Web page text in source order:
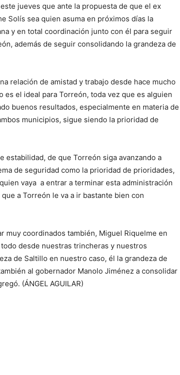
jueves que ante la propuesta de que el ex
Solís sea quien asuma en próximos días la
y en total coordinación junto con él para seguir
además de seguir consolidando la grandeza de
relación de amistad y trabajo desde hace mucho
el ideal para Torreón, toda vez que es alguien
buenos resultados, especialmente en materia de
municipios, sigue siendo la prioridad de
estabilidad, de que Torreón siga avanzando a
de seguridad como la prioridad de prioridades,
vaya a entrar a terminar esta administración
a Torreón le va a ir bastante bien con
muy coordinados también, Miguel Riquelme en
desde nuestras trincheras y nuestros
de Saltillo en nuestro caso, él la grandeza de
al gobernador Manolo Jiménez a consolidar
(ÁNGEL AGUILAR)